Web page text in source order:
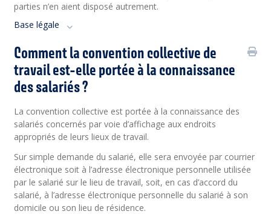
parties n’en aient disposé autrement.
Base légale
Comment la convention collective de
travail est-elle portée à la connaissance
des salariés ?
La convention collective est portée à la connaissance des
salariés concernés par voie d’affi­chage aux endroits
appropriés de leurs lieux de travail.
Sur simple demande du salarié, elle sera envoyée par courrier
électronique soit à l’adresse électronique personnelle utilisée
par le salarié sur le lieu de travail, soit, en cas d’accord du
salarié, à l’adresse électronique personnelle du salarié à son
domicile ou son lieu de rési­dence.